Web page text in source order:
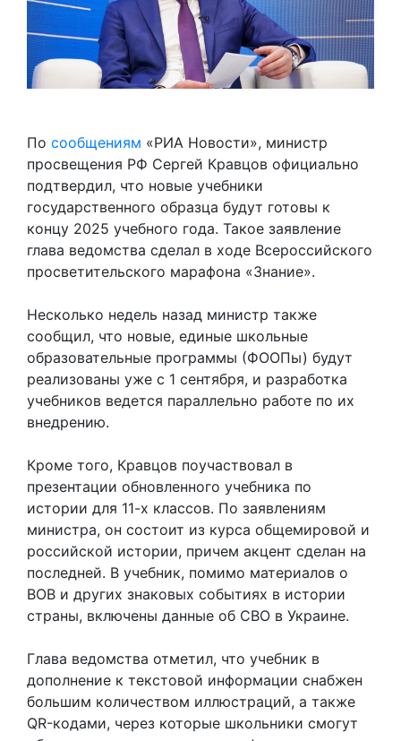
По сообщениям «РИА Новости», министр
просвещения РФ Сергей Кравцов официально
подтвердил, что новые учебники
государственного образца будут готовы к
концу 2025 учебного года. Такое заявление
глава ведомства сделал в ходе Всероссийского
просветительского марафона «Знание».
Несколько недель назад министр также
сообщил, что новые, единые школьные
образовательные программы (ФООПы) будут
реализованы уже с 1 сентября, и разработка
учебников ведется параллельно работе по их
внедрению.
Кроме того, Кравцов поучаствовал в
презентации обновленного учебника по
истории для 11-х классов. По заявлениям
министра, он состоит из курса общемировой и
российской истории, причем акцент сделан на
последней. В учебник, помимо материалов о
ВОВ и других знаковых событиях в истории
страны, включены данные об СВО в Украине.
Глава ведомства отметил, что учебник в
дополнение к текстовой информации снабжен
большим количеством иллюстраций, а также
QR-кодами, через которые школьники смогут